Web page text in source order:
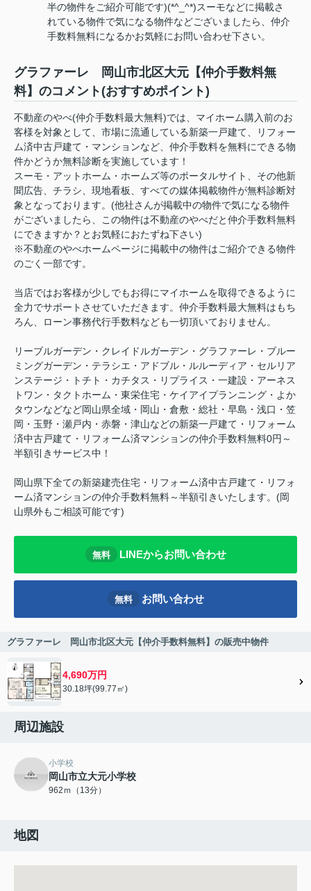
半の物件をご紹介可能です)(*^_^*)スーモなどに掲載さ
れている物件で気になる物件などございましたら、仲介
手数料無料になるかお気軽にお問い合わせ下さい。
グラファーレ 岡山市北区大元【仲介手数料無
料】のコメント(おすすめポイント)
不動産のやべ(仲介手数料最大無料)では、マイホーム購入前のお
客様を対象として、市場に流通している新築一戸建て、リフォー
ム済中古戸建て・マンションなど、仲介手数料を無料にできる物
件かどうか無料診断を実施しています！
スーモ・アットホーム・ホームズ等のポータルサイト、その他新
聞広告、チラシ、現地看板、すべての媒体掲載物件が無料診断対
象となっております。(他社さんが掲載中の物件で気になる物件
がございましたら、この物件は不動産のやべだと仲介手数料無料
にできますか？とお気軽におたずね下さい)
※不動産のやべホームページに掲載中の物件はご紹介できる物件
のごく一部です。
当店ではお客様が少しでもお得にマイホームを取得できるように
全力でサポートさせていただきます。仲介手数料最大無料はもち
ろん、ローン事務代行手数料なども一切頂いておりません。
リーブルガーデン・クレイドルガーデン・グラファーレ・ブルー
ミングガーデン・テラシエ・アドブル・ルルーディア・セルリア
ンステージ・トチト・カチタス・リプライス・一建設・アーネス
トワン・タクトホーム・東栄住宅・ケイアイプランニング・よか
タウンなどなど岡山県全域・岡山・倉敷・総社・早島・浅口・笠
岡・玉野・瀬戸内・赤磐・津山などの新築一戸建て・リフォーム
済中古戸建て・リフォーム済マンションの仲介手数料無料0円～
半額引きサービス中！
岡山県下全ての新築建売住宅・リフォーム済中古戸建て・リフォ
ーム済マンションの仲介手数料無料～半額引きいたします。(岡
山県外もご相談可能です)
無料 LINEからお問い合わせ
無料 お問い合わせ
グラファーレ 岡山市北区大元【仲介手数料無料】の販売中物件
4,690万円
30.18坪(99.77㎡)
周辺施設
小学校
岡山市立大元小学校
962ｍ（13分）
地図